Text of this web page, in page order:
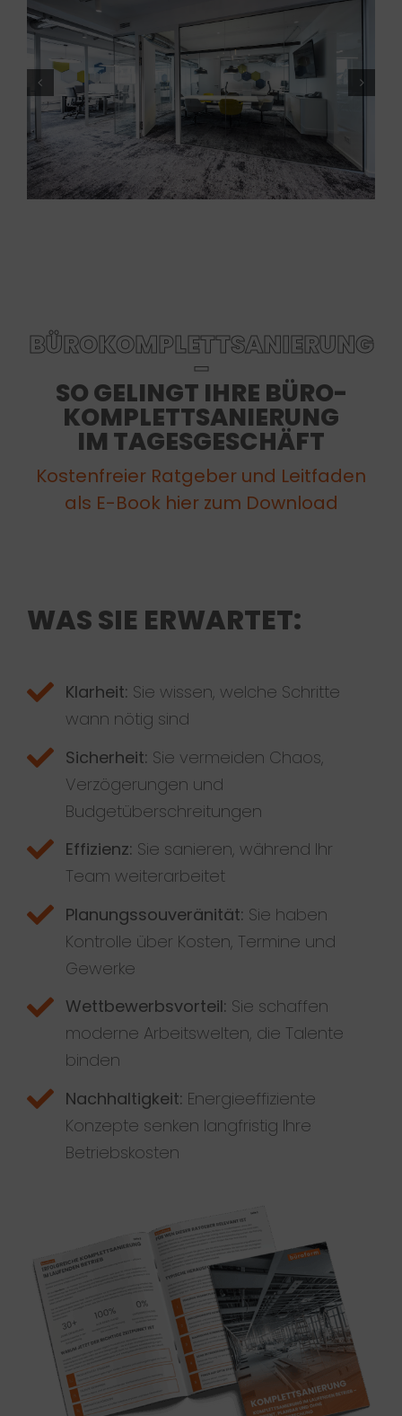
BÜROKOMPLETTSANIERUNG
–
SO GELINGT IHRE BÜRO-
KOMPLETTSANIERUNG
IM TAGESGESCHÄFT
Kostenfreier Ratgeber und Leitfaden
als E-Book hier zum Download
WAS SIE ERWARTET:
Klarheit: Sie wissen, welche Schritte
wann nötig sind
Sicherheit: Sie vermeiden Chaos,
Verzögerungen und
Budgetüberschreitungen
Effizienz: Sie sanieren, während Ihr
Team weiterarbeitet
Planungssouveränität: Sie haben
Kontrolle über Kosten, Termine und
Gewerke
Wettbewerbsvorteil: Sie schaffen
moderne Arbeitswelten, die Talente
binden
Nachhaltigkeit: Energieeffiziente
Konzepte senken langfristig Ihre
Betriebskosten